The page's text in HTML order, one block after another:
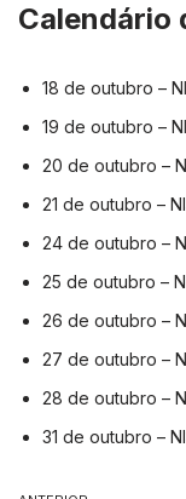
Calendário
18 de outubro –
19 de outubro –
20 de outubro –
21 de outubro –
24 de outubro –
25 de outubro –
26 de outubro –
27 de outubro –
28 de outubro –
31 de outubro –